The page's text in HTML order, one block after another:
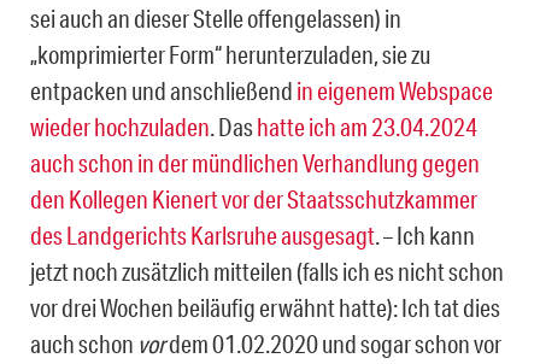
sei auch an dieser Stelle offengelassen) in
„komprimierter Form“ her­unterzuladen, sie zu
entpacken und anschließend in eigenem Webspace
wieder hochzuladen. Dashatte ich am 23.04.2024
auch schon in der mündlichen Verhandlung gegen
den Kollegen Kienert vor der Staatsschutzkammer
des Landgerichts Karlsruhe aus­gesagt. – Ich kann
jetzt noch zusätzlich mitteilen (falls ich es nicht schon
vor drei Wochen beiläufig erwähnt hatte): Ich tat dies
auch schon vordem 01.02.2020 und sogar schon vor